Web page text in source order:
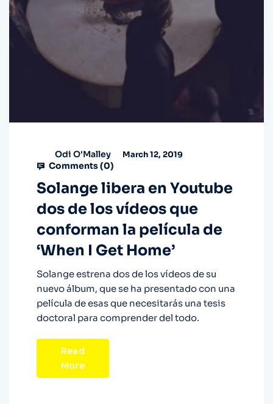
Odi O'Malley March 12, 2019
Comments (0)
Solange libera en Youtube
dos de los vídeos que
conforman la película de
‘When I Get Home’
Solange estrena dos de los vídeos de su
nuevo álbum, que se ha presentado con una
película de esas que necesitarás una tesis
doctoral para comprender del todo.
Read
More